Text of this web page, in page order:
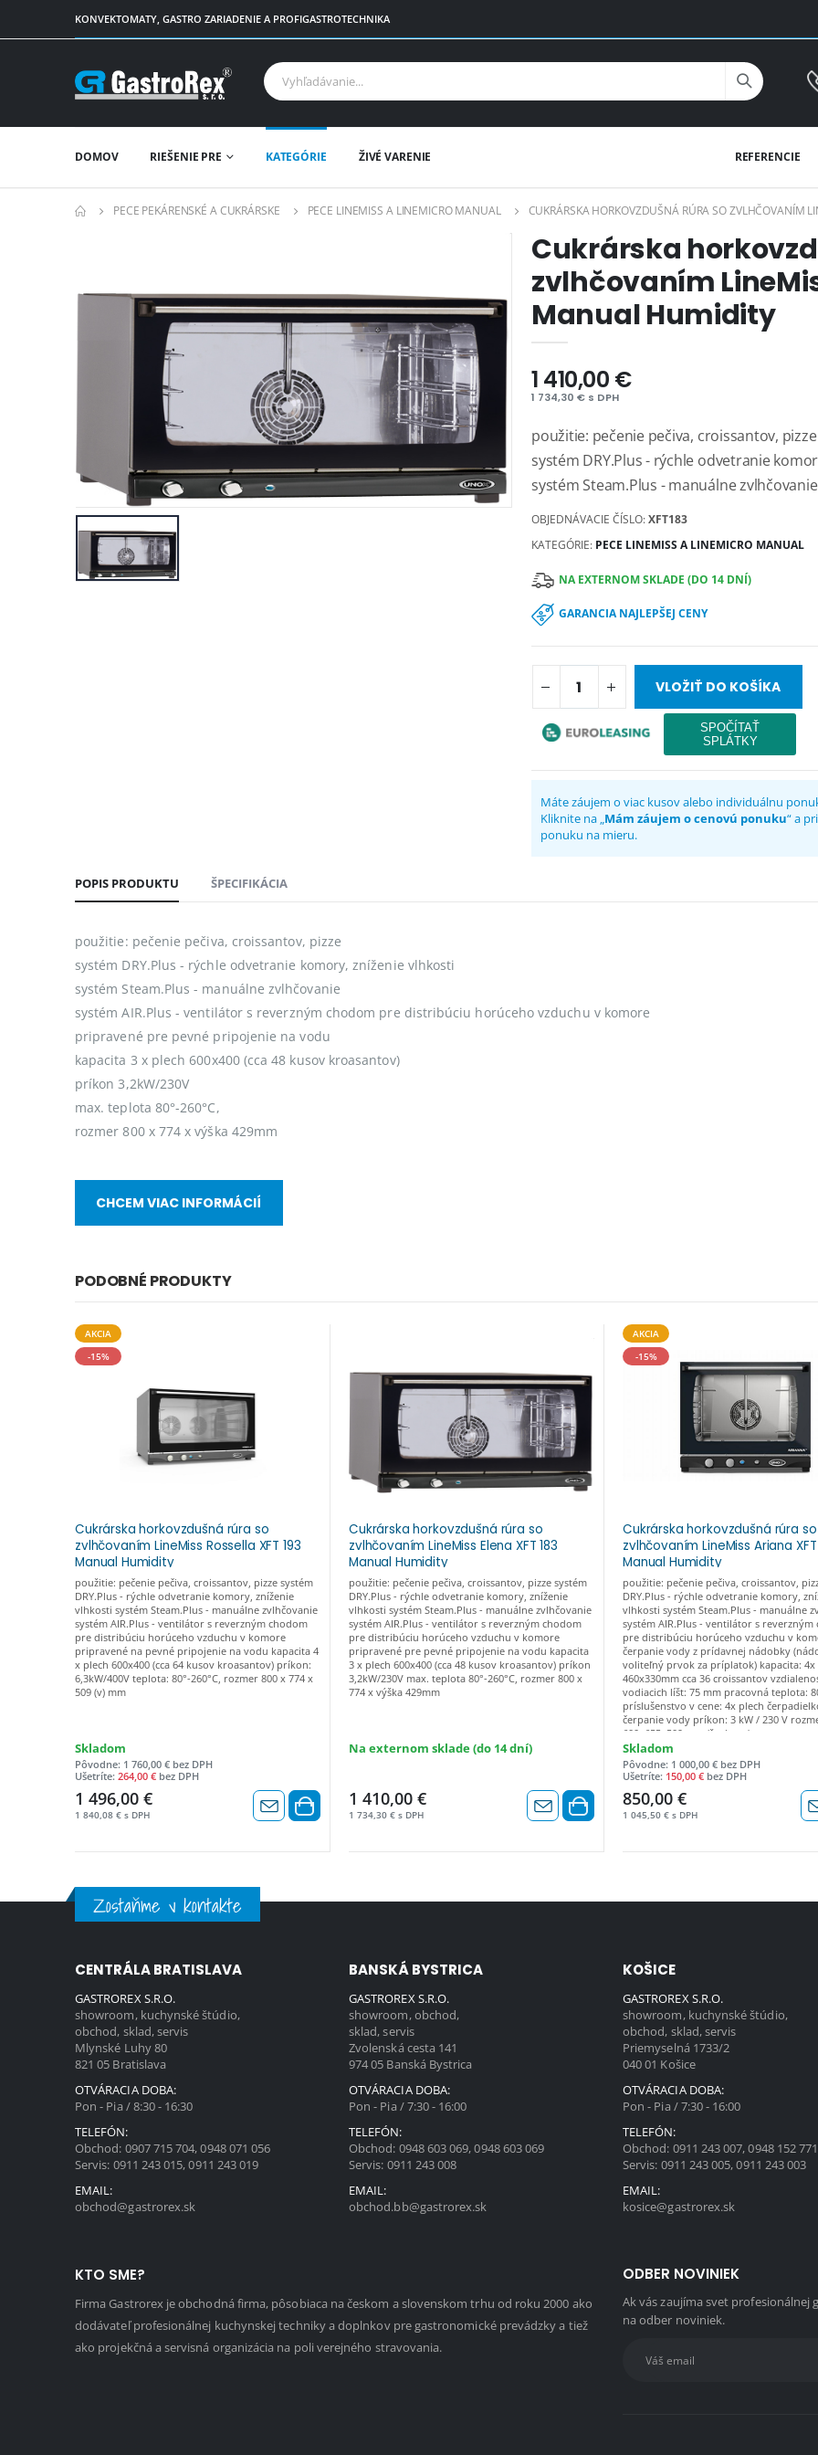
KONVEKTOMATY, GASTRO ZARIADENIE A PROFIGASTROTECHNIKA
DOMOV RIEŠENIE PRE KATEGÓRIE ŽIVÉ VARENIE REFERENCIE
PECE PEKÁRENSKÉ A CUKRÁRSKE PECE LINEMISS A LINEMICRO MANUAL CUKRÁRSKA HORKOVZDUŠNÁ RÚRA SO ZVLHČOVANÍM
Cukrárska
zvlhčovaním
Manual Humidity
1 410,00 €
1 734,30 € s DPH
použitie: pečenie pečiva, croissantov, pizze
systém DRY.Plus - rýchle odvetranie
systém Steam.Plus - manuálne zvlhčovanie
OBJEDNÁVACIE ČÍSLO:XFT183
KATEGÓRIE: PECE LINEMISS A LINEMICRO MANUAL
NA EXTERNOM SKLADE (DO 14 DNÍ)
GARANCIA NAJLEPŠEJ CENY
VLOŽIŤ DO KOŠÍKA
Máte záujem o viac kusov alebo individuálnu
Kliknite na „Mám záujem o cenovú ponuku“ a
ponuku na mieru.
POPIS PRODUKTU ŠPECIFIKÁCIA
použitie: pečenie pečiva, croissantov, pizze
systém DRY.Plus - rýchle odvetranie komory, zníženie vlhkosti
systém Steam.Plus - manuálne zvlhčovanie
systém AIR.Plus - ventilátor s reverzným chodom pre distribúciu horúceho vzduchu v komore
pripravené pre pevné pripojenie na vodu
kapacita 3 x plech 600x400 (cca 48 kusov kroasantov)
príkon 3,2kW/230V
max. teplota 80°-260°C,
rozmer 800 x 774 x výška 429mm
CHCEM VIAC INFORMÁCIÍ
PODOBNÉ PRODUKTY
AKCIA
-15%
Cukrárska horkovzdušná rúra so
zvlhčovaním LineMiss Rossella XFT 193
Manual Humidity
použitie: pečenie pečiva, croissantov, pizze systém
DRY.Plus - rýchle odvetranie komory, zníženie
vlhkosti systém Steam.Plus - manuálne zvlhčovanie
systém AIR.Plus - ventilátor s reverzným chodom
pre distribúciu horúceho vzduchu v komore
pripravené na pevné pripojenie na vodu kapacita 4
x plech 600x400 (cca 64 kusov kroasantov) príkon:
6,3kW/400V teplota: 80°-260°C, rozmer 800 x 774 x
509 (v) mm
Skladom
Pôvodne: 1 760,00 € bez DPH
Ušetríte: 264,00 € bez DPH
1 496,00 €
1 840,08 € s DPH
Cukrárska horkovzdušná rúra so
zvlhčovaním LineMiss Elena XFT 183
Manual Humidity
použitie: pečenie pečiva, croissantov, pizze systém
DRY.Plus - rýchle odvetranie komory, zníženie
vlhkosti systém Steam.Plus - manuálne zvlhčovanie
systém AIR.Plus - ventilátor s reverzným chodom
pre distribúciu horúceho vzduchu v komore
pripravené pre pevné pripojenie na vodu kapacita
3 x plech 600x400 (cca 48 kusov kroasantov) príkon
3,2kW/230V max. teplota 80°-260°C, rozmer 800 x
774 x výška 429mm
Na externom sklade (do 14 dní)
1 410,00 €
1 734,30 € s DPH
AKCIA
-15%
Cukrárska horkovzdušná rúra so
zvlhčovaním LineMiss Ariana XFT
Manual Humidity
použitie: pečenie pečiva, croissantov,
DRY.Plus - rýchle odvetranie komory,
vlhkosti systém Steam.Plus - manuálne
systém AIR.Plus - ventilátor s reverzným
pre distribúciu horúceho vzduchu v
čerpanie vody z prídavnej nádobky
voliteľný prvok za príplatok) kapacita: 4x
460x330mm cca 36 croissantov
vodiacich líšt: 75 mm pracovná teplota:
príslušenstvo v cene: 4x plech
čerpanie vody príkon: 3 kW / 230 V
600x655x509 mm (š x h x v)
Skladom
Pôvodne: 1 000,00 € bez DPH
Ušetríte: 150,00 € bez DPH
850,00 €
1 045,50 € s DPH
Zostaňme v kontakte
CENTRÁLA BRATISLAVA
GASTROREX S.R.O.
showroom, kuchynské štúdio,
obchod, sklad, servis
Mlynské Luhy 80
821 05 Bratislava
OTVÁRACIA DOBA:
Pon - Pia / 8:30 - 16:30
TELEFÓN:
Obchod: 0907 715 704,0948 071 056
Servis: 0911 243 015,0911 243 019
EMAIL:
obchod@gastrorex.sk
BANSKÁ BYSTRICA
GASTROREX S.R.O.
showroom, obchod,
sklad, servis
Zvolenská cesta 141
974 05 Banská Bystrica
OTVÁRACIA DOBA:
Pon - Pia / 7:30 - 16:00
TELEFÓN:
Obchod: 0948 603 069,0948 603 069
Servis: 0911 243 008
EMAIL:
obchod.bb@gastrorex.sk
KOŠICE
GASTROREX S.R.O.
showroom, kuchynské štúdio,
obchod, sklad, servis
Priemyselná 1733/2
040 01 Košice
OTVÁRACIA DOBA:
Pon - Pia / 7:30 - 16:00
TELEFÓN:
Obchod: 0911 243 007,0948 152 771
Servis: 0911 243 005,0911 243 003
EMAIL:
kosice@gastrorex.sk
KTO SME?
Firma Gastrorex je obchodná firma, pôsobiaca na českom a slovenskom trhu od roku 2000 ako
dodávateľ profesionálnej kuchynskej techniky a doplnkov pre gastronomické prevádzky a tiež
ako projekčná a servisná organizácia na poli verejného stravovania.
ODBER NOVINIEK
Ak vás zaujíma svet profesionálnej
na odber noviniek.